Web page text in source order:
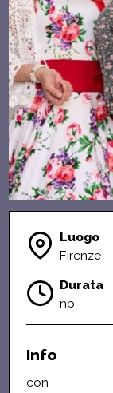
Luogo
Firenze -
Durata
np
Info
con